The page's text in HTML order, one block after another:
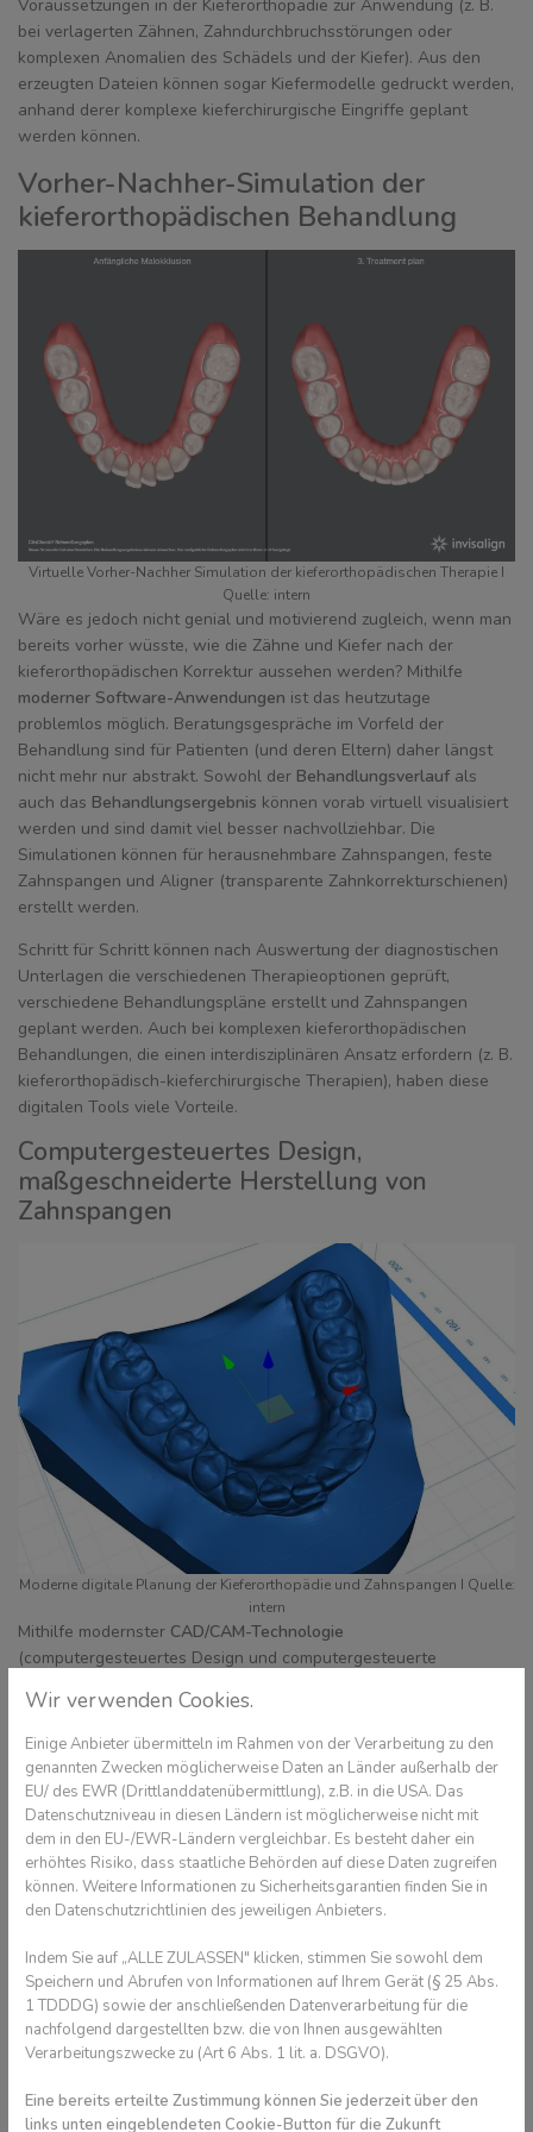
Voraussetzungen in der Kieferorthopädie zur Anwendung (z. B.
bei verlagerten Zähnen, Zahndurchbruchsstörungen oder
komplexen Anomalien des Schädels und der Kiefer). Aus den
erzeugten Dateien können sogar Kiefermodelle gedruckt werden,
anhand derer komplexe kieferchirurgische Eingriffe geplant
werden können.
Vorher-Nachher-Simulation der
kieferorthopädischen Behandlung
Virtuelle Vorher-Nachher Simulation der kieferorthopädischen Therapie I
Quelle: intern
Wäre es jedoch nicht genial und motivierend zugleich, wenn man
bereits vorher wüsste, wie die Zähne und Kiefer nach der
kieferorthopädischen Korrektur aussehen werden? Mithilfe
moderner Software-Anwendungen ist das heutzutage
problemlos möglich. Beratungsgespräche im Vorfeld der
Behandlung sind für Patienten (und deren Eltern) daher längst
nicht mehr nur abstrakt. Sowohl der Behandlungsverlauf als
auch das Behandlungsergebnis können vorab virtuell visualisiert
werden und sind damit viel besser nachvollziehbar. Die
Simulationen können für herausnehmbare Zahnspangen, feste
Zahnspangen und Aligner (transparente Zahnkorrekturschienen)
erstellt werden.
Schritt für Schritt können nach Auswertung der diagnostischen
Unterlagen die verschiedenen Therapieoptionen geprüft,
verschiedene Behandlungspläne erstellt und Zahnspangen
geplant werden. Auch bei komplexen kieferorthopädischen
Behandlungen, die einen interdisziplinären Ansatz erfordern (z. B.
kieferorthopädisch-kieferchirurgische Therapien), haben diese
digitalen Tools viele Vorteile.
Computergesteuertes Design,
maßgeschneiderte Herstellung von
Zahnspangen
Moderne digitale Planung der Kieferorthopädie und Zahnspangen I Quelle:
intern
Mithilfe modernster CAD/CAM-Technologie
(computergesteuertes Design und computergesteuerte
und die Brackets individuell maßgefertigt werden. So sind die
Informationen der jeweils angestrebten Zahnbewegungen
bereits in die Geometrie jedes einzelnen Brackets
einprogrammiert. Auch die Bögen, die in den Brackets befestigt
werden, werden computergesteuert von einem Roboter in die
individuelle Form gebracht. Im Zusammenspiel mit den Brackets
ermöglichen sie so hocheffektive und präzise Zahnkorrekturen
und passen sich den anatomischen Besonderheiten der
Zahnoberfläche an. Diese Technik kann bei Brackets verwendet
werden, die auf die Außenseite der Zähne geklebt werden, aber
auch für die auf der Innenseite der Zähne geklebten Brackets
Lingualtechnik).
Wir verwenden Cookies.
Einige Anbieter übermitteln im Rahmen von der Verarbeitung zu den
genannten Zwecken möglicherweise Daten an Länder außerhalb der
EU/ des EWR (Drittlanddatenübermittlung), z.B. in die USA. Das
Datenschutzniveau in diesen Ländern ist möglicherweise nicht mit
dem in den EU-/EWR-Ländern vergleichbar. Es besteht daher ein
erhöhtes Risiko, dass staatliche Behörden auf diese Daten zugreifen
können. Weitere Informationen zu Sicherheitsgarantien finden Sie in
den Datenschutzrichtlinien des jeweiligen Anbieters.
Indem Sie auf „ALLE ZULASSEN" klicken, stimmen Sie sowohl dem
Speichern und Abrufen von Informationen auf Ihrem Gerät (§ 25 Abs.
1 TDDDG) sowie der anschließenden Datenverarbeitung für die
nachfolgend dargestellten bzw. die von Ihnen ausgewählten
Verarbeitungszwecke zu (Art 6 Abs. 1 lit. a. DSGVO).
Eine bereits erteilte Zustimmung können Sie jederzeit über den
links unten eingeblendeten Cookie-Button für die Zukunft